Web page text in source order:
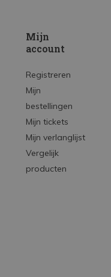
Mijn
account
Registreren
Mijn
bestellingen
Mijn tickets
Mijn verlanglijst
Vergelijk
producten